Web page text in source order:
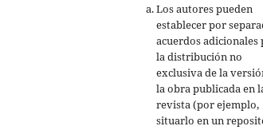
Los autores pueden
establecer por
acuerdos adicionales
la distribución no
exclusiva de la
la obra publicada en
revista (por ejemplo,
situarlo en un